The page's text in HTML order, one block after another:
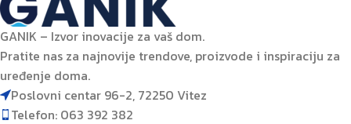
GANIK – Izvor inovacije za vaš dom.
Pratite nas za najnovije trendove, proizvode i inspiraciju za
uređenje doma.
Poslovni centar 96-2, 72250 Vitez
Telefon: 063 392 382